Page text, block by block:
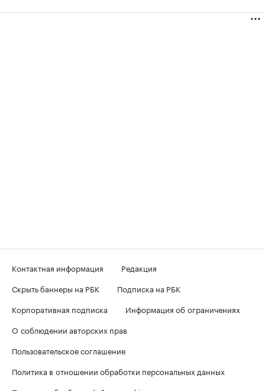
Контактная информация
Редакция
Скрыть баннеры на РБК
Подписка на РБК
Корпоративная подписка
Информация об ограничениях
О соблюдении авторских прав
Пользовательское соглашение
Политика в отношении обработки персональных данных